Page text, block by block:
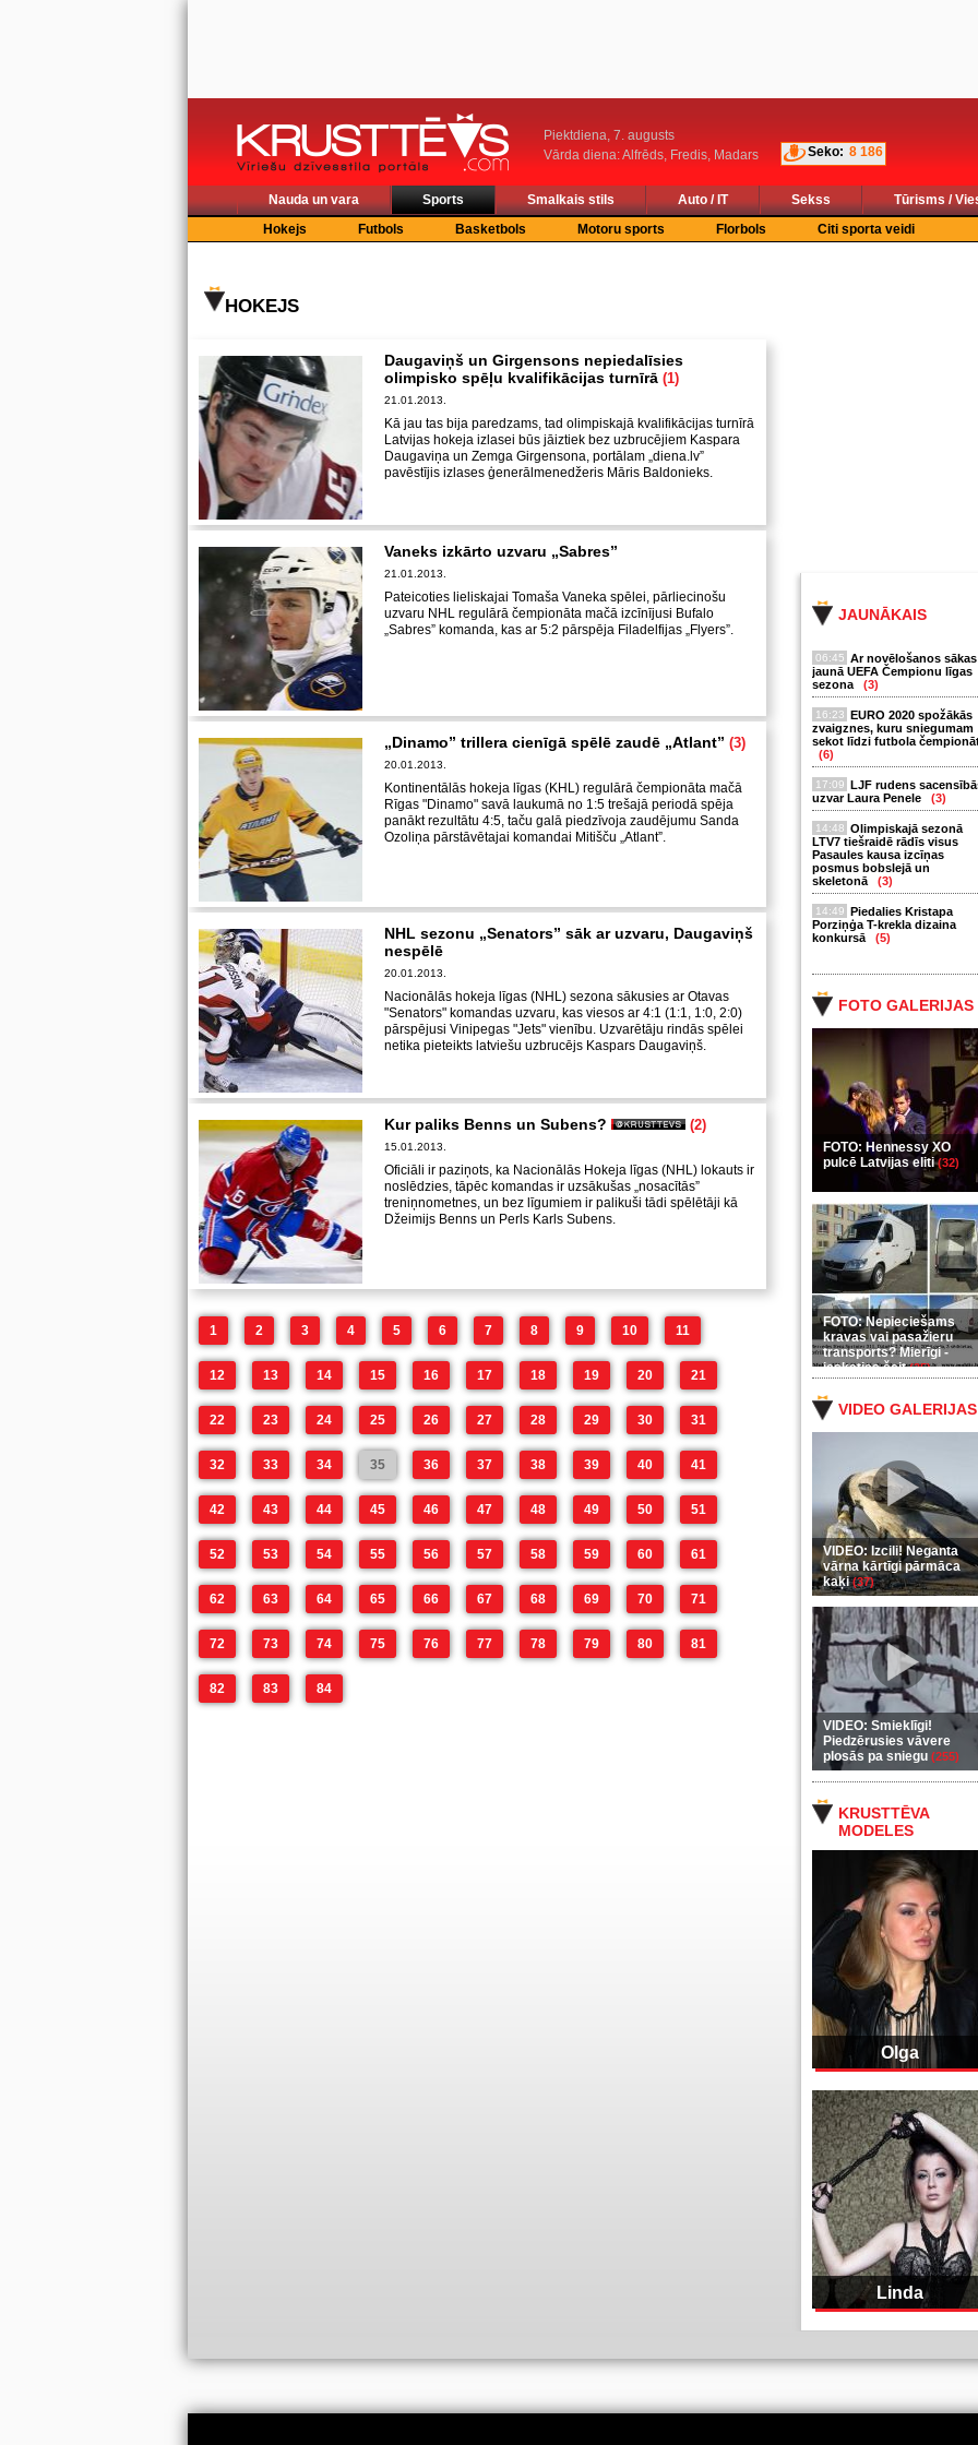
Piektdiena, 7. augusts
Vārda diena: Alfrēds, Fredis, Madars
Seko: 8 186
Nauda un vara Sports Smalkais stils Auto / IT Sekss
Tūrisms /
Hokejs
Futbols Basketbols Motoru sports Florbols Citi sporta veidi
JAUNĀKAIS
06:45 Ar novēlošanos sākas
jaunā UEFA Čempionu līgas
sezona
(3)
16:23 EURO 2020 spožākās
zvaigznes, kuru sniegumam
sekot līdzi futbola
(6)
17:09 LJF rudens
uzvar Laura Penele
(3)
14:48 Olimpiskajā sezonā
LTV7 tiešraidē rādīs visus
Pasaules kausa izcīņas
posmus bobslejā un
skeletonā
(3)
14:49 Piedalies Kristapa
Porziņģa T-krekla dizaina
konkursā
(5)
FOTO GALERIJAS
FOTO: Hennessy XO
pulcē Latvijas eliti(32)
FOTO: Nepieciešams
kravas vai pasažieru
transports? Mierīgi -
ieskaties šeit(35)
VIDEO GALERIJAS
VIDEO: Izcili! Neganta
vārna kārtīgi pārmāca
kaķi(37)
VIDEO: Smieklīgi!
Piedzērusies vāvere
plosās pa sniegu (255)
KRUSTTĒVA
MODELES
Olga
Linda
HOKEJS
Daugaviņš un Girgensons nepiedalīsies
olimpisko spēļu kvalifikācijas turnīrā (1)
21.01.2013.
Kā jau tas bija paredzams, tad olimpiskajā kvalifikācijas turnīrā
Latvijas hokeja izlasei būs jāiztiek bez uzbrucējiem Kaspara
Daugaviņa un Zemga Girgensona, portālam „diena.lv”
pavēstījis izlases ģenerālmenedžeris Māris Baldonieks.
Vaneks izkārto uzvaru „Sabres”
21.01.2013.
Pateicoties lieliskajai Tomaša Vaneka spēlei, pārliecinošu
uzvaru NHL regulārā čempionāta mačā izcīnījusi Bufalo
„Sabres” komanda, kas ar 5:2 pārspēja Filadelfijas „Flyers”.
„Dinamo” trillera cienīgā spēlē zaudē „Atlant” (3)
20.01.2013.
Kontinentālās hokeja līgas (KHL) regulārā čempionāta mačā
Rīgas "Dinamo" savā laukumā no 1:5 trešajā periodā spēja
panākt rezultātu 4:5, taču galā piedzīvoja zaudējumu Sanda
Ozoliņa pārstāvētajai komandai Mitišču „Atlant”.
NHL sezonu „Senators” sāk ar uzvaru, Daugaviņš
nespēlē
20.01.2013.
Nacionālās hokeja līgas (NHL) sezona sākusies ar Otavas
"Senators" komandas uzvaru, kas viesos ar 4:1 (1:1, 1:0, 2:0)
pārspējusi Vinipegas "Jets" vienību. Uzvarētāju rindās spēlei
netika pieteikts latviešu uzbrucējs Kaspars Daugaviņš.
Kur paliks Benns un Subens? (2)
15.01.2013.
Oficiāli ir paziņots, ka Nacionālās Hokeja līgas (NHL) lokauts ir
noslēdzies, tāpēc komandas ir uzsākušas „nosacītās”
treniņnometnes, un bez līgumiem ir palikuši tādi spēlētāji kā
Džeimijs Benns un Perls Karls Subens.
1 2 3 4 5 6 7 8 9 10 11
12 13 14 15 16 17 18 19 20 21
22 23 24 25 26 27 28 29 30 31
32 33 34 35 36 37 38 39 40 41
42 43 44 45 46 47 48 49 50 51
52 53 54 55 56 57 58 59 60 61
62 63 64 65 66 67 68 69 70 71
72 73 74 75 76 77 78 79 80 81
82 83 84